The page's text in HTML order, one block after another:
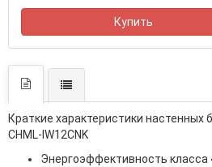
Купить
Краткие характеристики настенных
CHML-IW12CNK
Энергоэффективность класса